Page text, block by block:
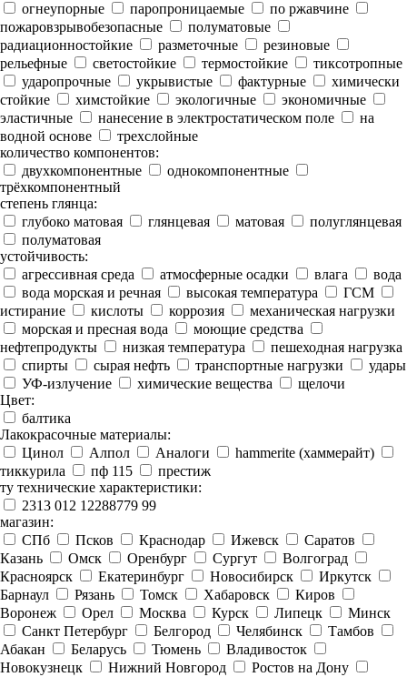
огнеупорные
паропроницаемые
по ржавчине
пожаровзрывобезопасные
полуматовые
радиационностойкие
разметочные
резиновые
рельефные
светостойкие термостойкие
тиксотропные
ударопрочные
укрывистые фактурные
химически
стойкие
химстойкие экологичные
экономичные
эластичные
нанесение в электростатическом поле
на
водной основе
трехслойные
количество компонентов:
двухкомпонентные
однокомпонентные
трёхкомпонентный
степень глянца:
глубоко матовая
глянцевая матовая
полуглянцевая
полуматовая
устойчивость:
агрессивная среда
атмосферные осадки влага
вода
вода морская и речная
высокая температура
ГСМ
истирание
кислоты коррозия
механическая нагрузки
морская и пресная вода
моющие средства
нефтепродукты
низкая температура
пешеходная нагрузка
спирты
сырая нефть транспортные нагрузки
удары
УФ-излучение
химические вещества
щелочи
Цвет:
балтика
Лакокрасочные материалы:
Цинол
Алпол Аналоги
hammerite (хаммерайт)
тиккурила
пф 115
престиж
ту технические характеристики:
2313 012 12288779 99
магазин:
СПб
Псков Краснодар Ижевск
Саратов
Казань
Омск Оренбург Сургут
Волгоград
Красноярск
Екатеринбург Новосибирск
Иркутск
Барнаул
Рязань Томск Хабаровск
Киров
Воронеж
Орел Москва Курск Липецк
Минск
Санкт Петербург
Белгород Челябинск
Тамбов
Абакан
Беларусь Тюмень
Владивосток
Новокузнецк
Нижний Новгород
Ростов на Дону